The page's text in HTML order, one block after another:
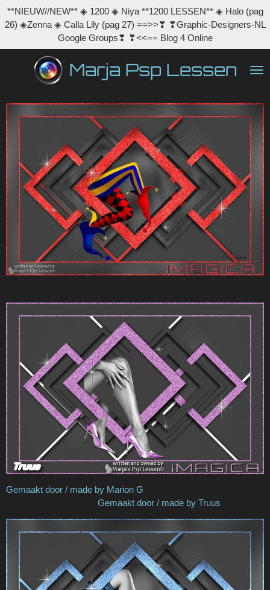
Ga
direct
de
hoofdinhoud
Marja Psp Lessen
**NIEUW//NEW** ◈ 1200 ◈ Niya **1200 LESSEN** ◈ Halo (pag
26) ◈Zenna ◈ Calla Lily (pag 27) ==>>❣ ❣Graphic-Designers-NL
Google Groups❣ ❣<<== Blog 4 Online
Gemaakt door / made by Marion G
Gemaakt door / made by Truus